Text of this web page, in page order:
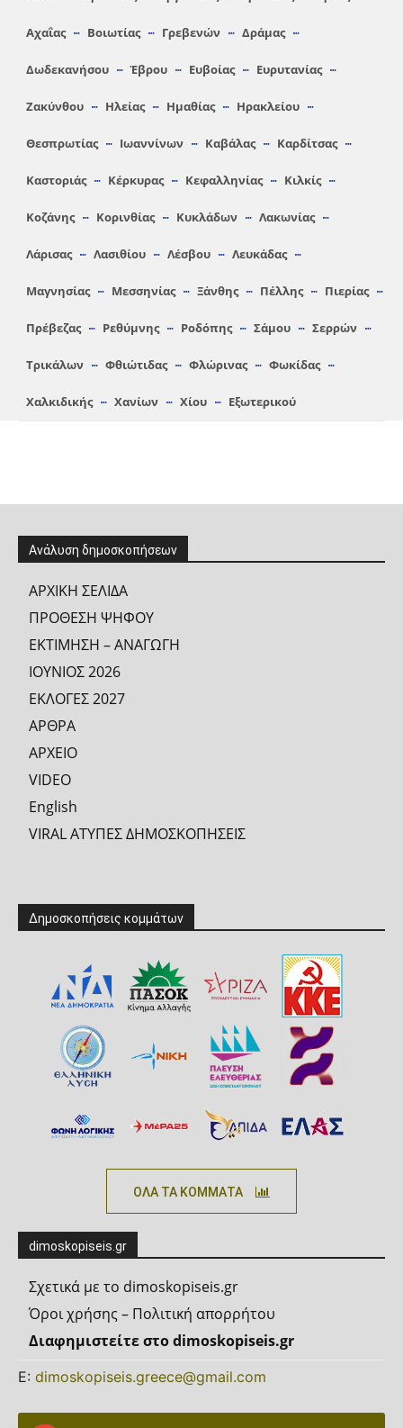
Αχαΐας Βοιωτίας Γρεβενών Δράμας
Δωδεκανήσου Έβρου Ευβοίας Ευρυτανίας
Ζακύνθου Ηλείας Hμαθίας Ηρακλείου
Θεσπρωτίας Ιωαννίνων Καβάλας Καρδίτσας
Καστοριάς Κέρκυρας Κεφαλληνίας Κιλκίς
Κοζάνης Κορινθίας Κυκλάδων Λακωνίας
Λάρισας Λασιθίου Λέσβου Λευκάδας
Μαγνησίας Μεσσηνίας Ξάνθης Πέλλης Πιερίας
Πρέβεζας Ρεθύμνης Ροδόπης Σάμου Σερρών
Τρικάλων Φθιώτιδας Φλώρινας Φωκίδας
Χαλκιδικής Χανίων Χίου Εξωτερικού
Ανάλυση δημοσκοπήσεων
ΑΡΧΙΚΗ ΣΕΛΙΔΑ
ΠΡΟΘΕΣΗ ΨΗΦΟΥ
ΕΚΤΙΜΗΣΗ – ΑΝΑΓΩΓΗ
ΙΟΥΝΙΟΣ 2026
ΕΚΛΟΓΕΣ 2027
ΑΡΘΡΑ
ΑΡΧΕΙΟ
VIDEO
English
VIRAL ΑΤΥΠΕΣ ΔΗΜΟΣΚΟΠΗΣΕΙΣ
Δημοσκοπήσεις κομμάτων
ΟΛΑ ΤΑ ΚΟΜΜΑΤΑ
dimoskopiseis.gr
Σχετικά με το dimoskopiseis.gr
Όροι χρήσης – Πολιτική απορρήτου
Διαφημιστείτε στο dimoskopiseis.gr
Ε: dimoskopiseis.greece@gmail.com